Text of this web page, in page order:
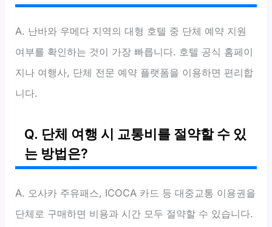
A. 난바와 우메다 지역의 대형 호텔 중 단체 예약 지원
여부를 확인하는 것이 가장 빠릅니다. 호텔 공식 홈페이
지나 여행사, 단체 전문 예약 플랫폼을 이용하면 편리합
니다.
Q. 단체 여행 시 교통비를 절약할 수 있
는 방법은?
A. 오사카 주유패스, ICOCA 카드 등 대중교통 이용권을
단체로 구매하면 비용과 시간 모두 절약할 수 있습니다.